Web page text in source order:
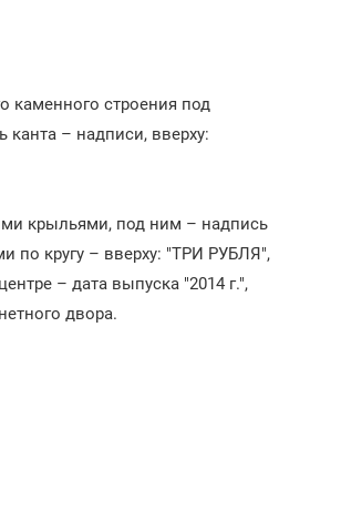
каменного строения под
– надписи, вверху:
крыльями, под ним – надпись
по кругу – вверху: "ТРИ РУБЛЯ",
– дата выпуска "2014 г.",
двора.